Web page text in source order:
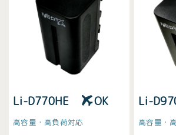
Li-D770HE OK
高容量・高負荷対応
Li-
高容量・